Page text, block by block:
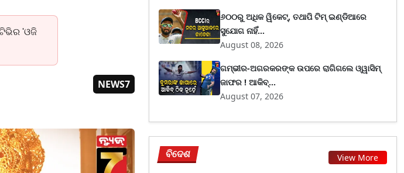
'ଓଜି
NEWS7
୬୦୦ରୁ ଅଧିକ ୱିକେଟ୍, ତଥାପି ଟିମ୍ ଇଣ୍ଡିଆରେ
ସୁଯୋଗ ନାହିଁ...
August 08, 2026
ଗମ୍ଭୀର-ଅଗରକରଙ୍କ ଉପରେ ରାଗିଗଲେ ଓ୍ୱାସିମ୍
ଜାଫର ! ଆକିବ୍...
August 07, 2026
ବିଦେଶ View More